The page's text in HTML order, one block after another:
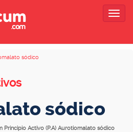
sódico
sódico
Principio Activo (P.A) Aurotiomalato sódico